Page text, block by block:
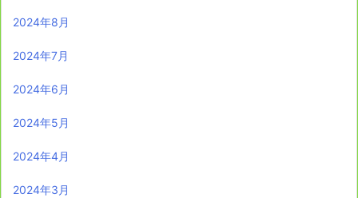
2024年8月
2024年7月
2024年6月
2024年5月
2024年4月
2024年3月